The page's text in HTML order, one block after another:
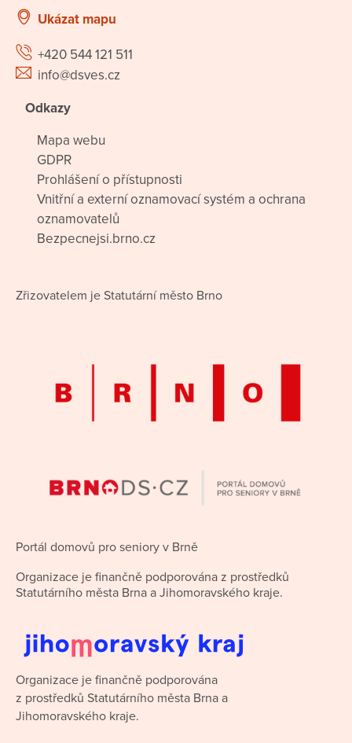
Ukázat mapu
+420 544 121 511
info@dsves.cz
Odkazy
Mapa webu
GDPR
Prohlášení o přístupnosti
Vnitřní a externí oznamovací systém a ochrana
oznamovatelů
Bezpecnejsi.brno.cz
Zřizovatelem je Statutární město Brno
Portál domovů pro seniory v Brně
Organizace je finančně podporována z prostředků
Statutárního města Brna a Jihomoravského kraje.
Organizace je finančně podporována
z prostředků Statutárního města Brna a
Jihomoravského kraje.